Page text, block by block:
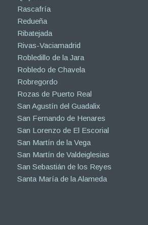
Rascafría
Redueña
Ribatejada
Rivas-Vaciamadrid
Robledillo de la Jara
Robledo de Chavela
Robregordo
Rozas de Puerto Real
San Agustín del Guadalix
San Fernando de Henares
San Lorenzo de El Escorial
San Martín de la Vega
San Martín de Valdeiglesias
San Sebastián de los Reyes
Santa María de la Alameda